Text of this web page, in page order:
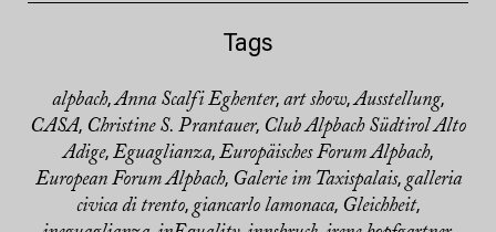
Tags
alpbach,Anna Scalfi Eghenter, art show,Ausstellung,
CASA, Christine S. Prantauer, Club Alpbach Südtirol Alto
Adige, Eguaglianza, Europäisches Forum Alpbach,
European Forum Alpbach, Galerie im Taxispalais, galleria
civica di trento, giancarlo lamonaca, Gleichheit,